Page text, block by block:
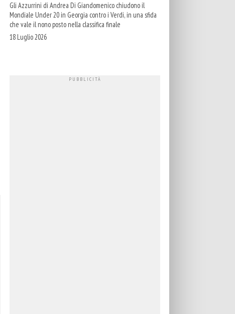
Gli Azzurrini di Andrea Di Giandomenico chiudono il
Mondiale Under 20 in Georgia contro i Verdi, in una sfida
che vale il nono posto nella classifica finale
18 Luglio 2026